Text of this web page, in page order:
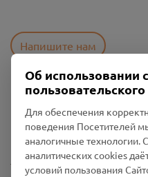
Напишите нам
Политика
Промо-материалы
Настройки cookies
Об использовании
Для обеспечения
поведения Посетителей
аналогичные технологии.
аналитических cookies
условий пользования